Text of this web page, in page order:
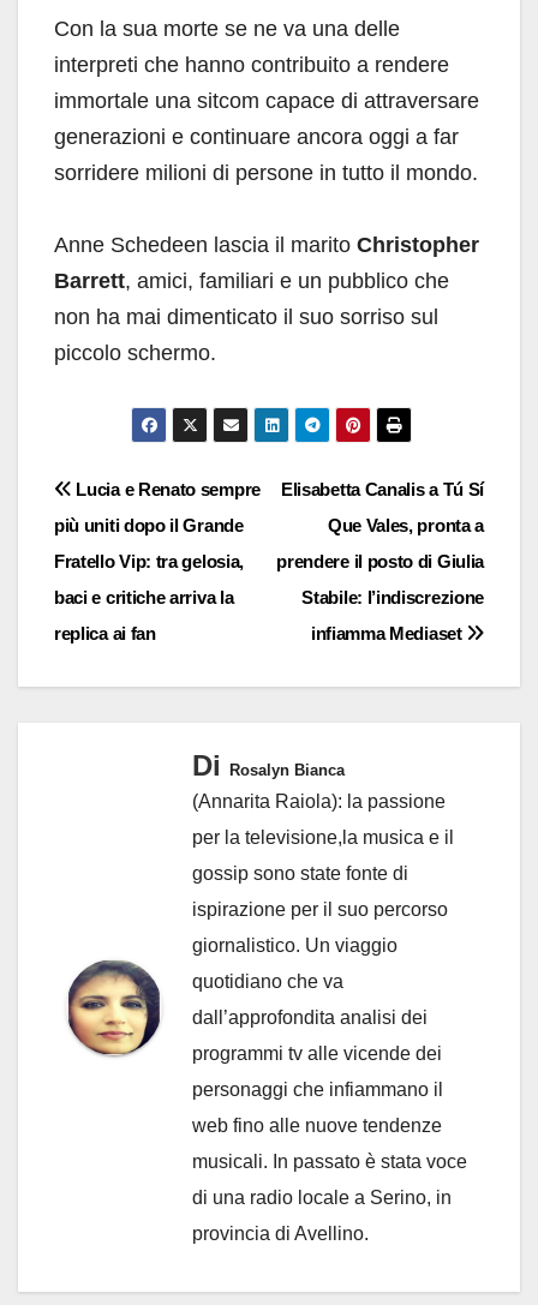
Con la sua morte se ne va una delle
interpreti che hanno contribuito a rendere
immortale una sitcom capace di attraversare
generazioni e continuare ancora oggi a far
sorridere milioni di persone in tutto il mondo.
Anne Schedeen lascia il marito Christopher
Barrett, amici, familiari e un pubblico che
non ha mai dimenticato il suo sorriso sul
piccolo schermo.
Navigazione
articoli
Elisabetta Canalis a Tú Sí
Que Vales, pronta a
prendere il posto di Giulia
Stabile: l’indiscrezione
infiamma Mediaset
Lucia e Renato sempre
più uniti dopo il Grande
Fratello Vip: tra gelosia,
baci e critiche arriva la
replica ai fan
Di Rosalyn Bianca
(Annarita Raiola): la passione
per la televisione,la musica e il
gossip sono state fonte di
ispirazione per il suo percorso
giornalistico. Un viaggio
quotidiano che va
dall’approfondita analisi dei
programmi tv alle vicende dei
personaggi che infiammano il
web fino alle nuove tendenze
musicali. In passato è stata voce
di una radio locale a Serino, in
provincia di Avellino.